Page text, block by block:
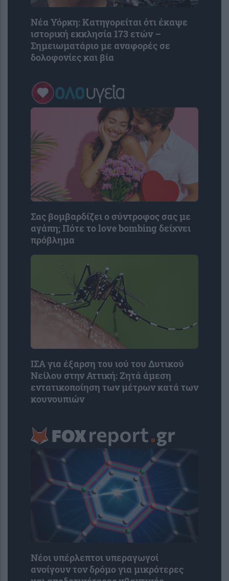
Νέα Υόρκη: Κατηγορείται ότι έκαψε
ιστορική εκκλησία 173 ετών –
Σημειωματάριο με αναφορές σε
δολοφονίες και βία
Σας βομβαρδίζει ο σύντροφος σας με
αγάπη; Πότε το love bombing δείχνει
πρόβλημα
ΙΣΑ για έξαρση του ιού του Δυτικού
Νείλου στην Αττική: Ζητά άμεση
εντατικοποίηση των μέτρων κατά των
κουνουπιών
Νέοι υπέρλεπτοι υπεραγωγοί
ανοίγουν τον δρόμο για μικρότερες